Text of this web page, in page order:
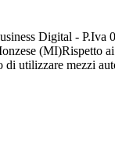
Digital - P.Iva
(MI)Rispetto
utilizzare mezzi